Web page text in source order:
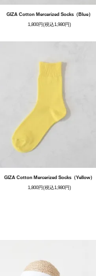
GIZA Cotton Mercerized Socks（Blue）
1,800円(税込1,980円)
GIZA Cotton Mercerized Socks（Yellow）
1,800円(税込1,980円)